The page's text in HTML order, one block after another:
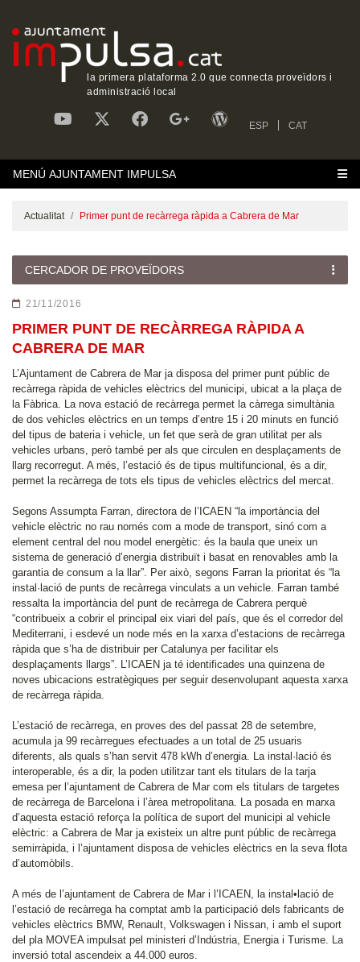
la primera plataforma 2.0 que connecta proveïdors i
administració local
ESP CAT
MENÚ AJUNTAMENT IMPULSA
Actualitat Primer punt de recàrrega ràpida a Cabrera de Mar
CERCADOR DE PROVEÏDORS
21/11/2016
PRIMER PUNT DE RECÀRREGA RÀPIDA A
CABRERA DE MAR
L’Ajuntament de Cabrera de Mar ja disposa del primer punt públic de
recàrrega ràpida de vehicles elèctrics del municipi, ubicat a la plaça de
la Fàbrica. La nova estació de recàrrega permet la càrrega simultània
de dos vehicles elèctrics en un temps d’entre 15 i 20 minuts en funció
del tipus de bateria i vehicle, un fet que serà de gran utilitat per als
vehicles urbans, però també per als que circulen en desplaçaments de
llarg recorregut. A més, l’estació és de tipus multifuncional, és a dir,
permet la recàrrega de tots els tipus de vehicles elèctrics del mercat.
Segons Assumpta Farran, directora de l’ICAEN “la importància del
vehicle elèctric no rau només com a mode de transport, sinó com a
element central del nou model energètic: és la baula que uneix un
sistema de generació d’energia distribuït i basat en renovables amb la
garantia de consum a la llar”. Per això, segons Farran la prioritat és “la
instal·lació de punts de recàrrega vinculats a un vehicle. Farran també
ressalta la importància del punt de recàrrega de Cabrera perquè
“contribueix a cobrir el principal eix viari del país, que és el corredor del
Mediterrani, i esdevé un node més en la xarxa d’estacions de recàrrega
ràpida que s’ha de distribuir per Catalunya per facilitar els
desplaçaments llargs”. L’ICAEN ja té identificades una quinzena de
noves ubicacions estratègiques per seguir desenvolupant aquesta xarxa
de recàrrega ràpida.
L’estació de recàrrega, en proves des del passat 28 de setembre,
acumula ja 99 recàrregues efectuades a un total de 25 usuaris
diferents, als quals s’han servit 478 kWh d’energia. La instal·lació és
interoperable, és a dir, la poden utilitzar tant els titulars de la tarja
emesa per l’ajuntament de Cabrera de Mar com els titulars de targetes
de recàrrega de Barcelona i l’àrea metropolitana. La posada en marxa
d’aquesta estació reforça la política de suport del municipi al vehicle
elèctric: a Cabrera de Mar ja existeix un altre punt públic de recàrrega
semirràpida, i l’ajuntament disposa de vehicles elèctrics en la seva flota
d’automòbils.
A més de l’ajuntament de Cabrera de Mar i l’ICAEN, la instal•lació de
l’estació de recàrrega ha comptat amb la participació dels fabricants de
vehicles elèctrics BMW, Renault, Volkswagen i Nissan, i amb el suport
del pla MOVEA impulsat pel ministeri d’Indústria, Energia i Turisme. La
inversió total ascendeix a 44.000 euros.